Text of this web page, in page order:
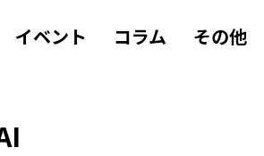
イベント コラム その他